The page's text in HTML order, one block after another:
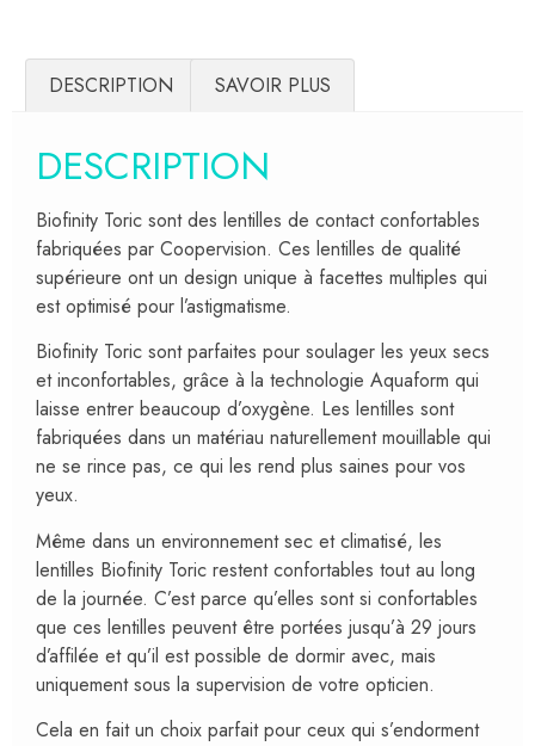
DESCRIPTION SAVOIR PLUS
DESCRIPTION
Biofinity Toric sont des lentilles de contact confortables
fabriquées par Coopervision. Ces lentilles de qualité
supérieure ont un design unique à facettes multiples qui
est optimisé pour l’astigmatisme.
Biofinity Toric sont parfaites pour soulager les yeux secs
et inconfortables, grâce à la technologie Aquaform qui
laisse entrer beaucoup d’oxygène. Les lentilles sont
fabriquées dans un matériau naturellement mouillable qui
ne se rince pas, ce qui les rend plus saines pour vos
yeux.
Même dans un environnement sec et climatisé, les
lentilles Biofinity Toric restent confortables tout au long
de la journée. C’est parce qu’elles sont si confortables
que ces lentilles peuvent être portées jusqu’à 29 jours
d’affilée et qu’il est possible de dormir avec, mais
uniquement sous la supervision de votre opticien.
Cela en fait un choix parfait pour ceux qui s’endorment